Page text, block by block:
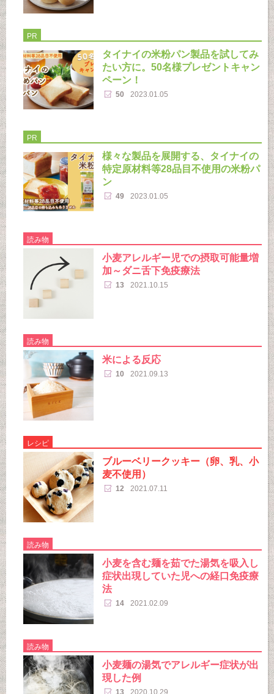
PR
タイナイの米粉パン製品を試してみ
たい方に。50名様プレゼントキャン
ペーン！
50 2023.01.05
PR
様々な製品を展開する、タイナイの
特定原材料等28品目不使用の米粉パ
ン
49 2023.01.05
読み物
小麦アレルギー児での摂取可能量増
加～ダニ舌下免疫療法
13 2021.10.15
読み物
米による反応
10 2021.09.13
レシピ
ブルーベリークッキー（卵、乳、小
麦不使用）
12 2021.07.11
読み物
小麦を含む麺を茹でた湯気を吸入し
症状出現していた児への経口免疫療
法
14 2021.02.09
読み物
小麦麺の湯気でアレルギー症状が出
現した例
13 2020.10.29